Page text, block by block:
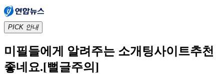
PICK 안내
미필들에게 알려주는 소개팅사이트추천
좋네요.[뻘글주의]